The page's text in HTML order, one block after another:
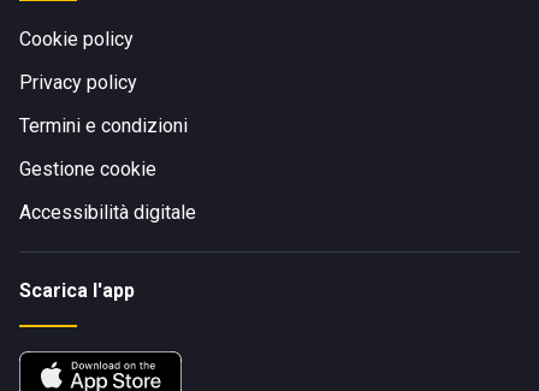
Cookie policy
Privacy policy
Termini e condizioni
Gestione cookie
Accessibilità digitale
Scarica l'app